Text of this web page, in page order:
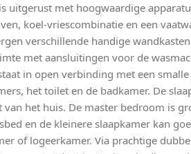
uitgerust met hoogwaardige
koel-vriescombinatie en een
verschillende handige
met aansluitingen voor de
in open verbinding met een
het toilet en de badkamer. De
van het huis. De master bedroom is
en de kleinere slaapkamer kan
of logeerkamer. Via prachtige